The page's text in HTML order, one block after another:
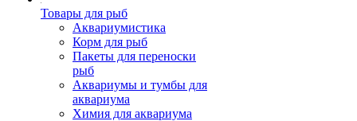
Товары для рыб
Аквариумистика
Корм для рыб
Пакеты для переноски
рыб
Аквариумы и тумбы для
аквариума
Химия для аквариума